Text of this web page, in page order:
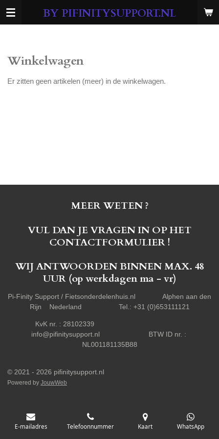
Ga
BY PIFINITYSUPPORT.NL
Winkelwagen
Er zitten geen artikelen (meer) in de winkelwagen.
MEER WETEN ?
VUL DAN JE VRAGEN IN OP HET
CONTACTFORMULIER !
WIJ ANTWOORDEN BINNEN MAX. 48
UUR (op werkdagen ma - vr)
Pi-Finity Support / Fietsonderdelenhuis.nl Alphen aan den
Rijn Nederland Tel.: +31 (0)653111121
KvK nr. : 28102339
info@pifinitysupport.nl BTW ID nr. :
NL001181135B88
© 2021 - 2026 pifinitysupport.nl
Powered by JouwWeb
E-mailadres Telefoonnummer Kaart WhatsApp